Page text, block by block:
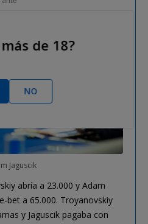
Jaguscik
abría a 23.000 y Adam
bet a 65.000. Troyanovskiy
y Jaguscik pagaba con
de 18?
NO